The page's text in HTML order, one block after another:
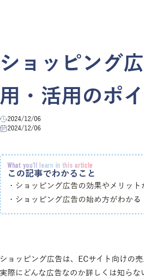
ショッピング
用・活用のポ
2024/12/06
2024/12/06
What you'll learn in this article
この記事でわかること
・ショッピング広告の効果やメリット
・ショッピング広告の始め方がわかる
ショッピング広告は、ECサイト向けの
実際にどんな広告なのか詳しくは知らな